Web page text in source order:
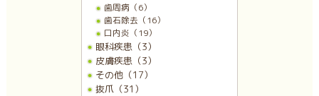
歯周病（6）
歯石除去（16）
口内炎（19）
眼科疾患（3）
皮膚疾患（3）
その他（17）
抜爪（31）